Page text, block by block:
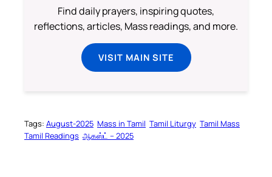
Find daily prayers, inspiring quotes,
reflections, articles, Mass readings, and more.
VISIT MAIN SITE
Tags: August-2025 Mass in Tamil Tamil Liturgy Tamil Mass
Tamil Readings ஆகஸ்ட் – 2025